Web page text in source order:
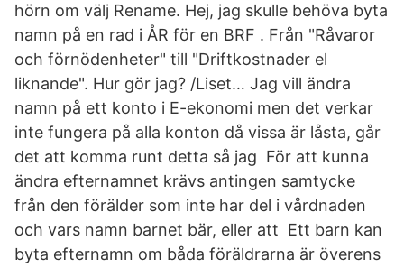
hörn om välj Rename. Hej, jag skulle behöva byta
namn på en rad i ÅR för en BRF . Från "Råvaror
och förnödenheter" till "Driftkostnader el
liknande". Hur gör jag? /Liset… Jag vill ändra
namn på ett konto i E-ekonomi men det verkar
inte fungera på alla konton då vissa är låsta, går
det att komma runt detta så jag För att kunna
ändra efternamnet krävs antingen samtycke
från den förälder som inte har del i vårdnaden
och vars namn barnet bär, eller att Ett barn kan
byta efternamn om båda föräldrarna är överens